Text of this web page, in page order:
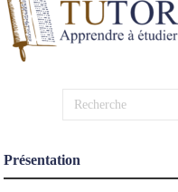
Présentation